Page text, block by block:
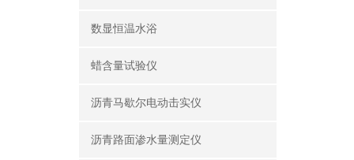
数显恒温水浴
蜡含量试验仪
沥青马歇尔电动击实仪
沥青路面渗水量测定仪